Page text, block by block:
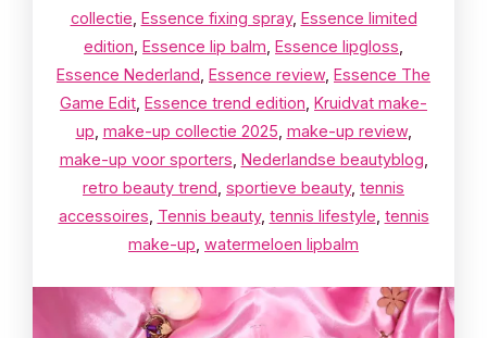
collectie Essence fixing spray, Essence limited
edition Essence lip balm Essence lipgloss
Essence Nederland Essence review, Essence The
Game Edit Essence trend edition Kruidvat make-
up make-up collectie 2025 make-up review,
make-up voor sporters Nederlandse beautyblog
retro beauty trend sportieve beauty, tennis
accessoires Tennis beauty, tennis lifestyle tennis
make-up watermeloen lipbalm